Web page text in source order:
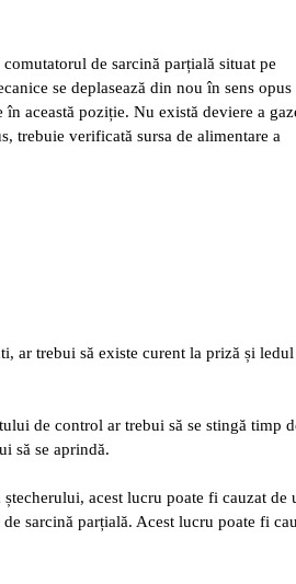
de sarcină parțială situat pe
se deplasează din nou în sens opus
această poziție. Nu există deviere a
trebuie verificată sursa de alimentare a
ar trebui să existe curent la priză și
de control ar trebui să se stingă timp
să se aprindă.
acest lucru poate fi cauzat de
sarcină parțială. Acest lucru poate fi